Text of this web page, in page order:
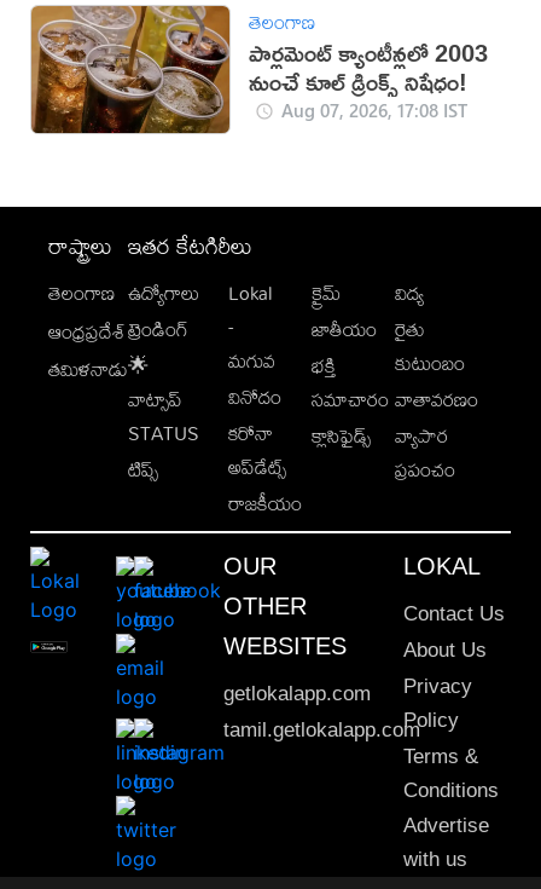
తెలంగాణ
పార్లమెంట్ క్యాంటీన్లలో 2003
నుంచే కూల్ డ్రింక్స్ నిషేధం!
Aug 07, 2026, 17:08 IST
రాష్ట్రాలు
తెలంగాణ
ఆంధ్రప్రదేశ్
తమిళనాడు
ఇతర కేటగిరీలు
ఉద్యోగాలు
ట్రెండింగ్
🌟
వాట్సాప్
STATUS
టిప్స్
Lokal
-
మగువ
వినోదం
కరోనా
అప్‌డేట్స్
రాజకీయం
క్రైమ్
జాతీయం
భక్తి
సమాచారం
క్లాసిఫైడ్స్
విద్య
రైతు
కుటుంబం
వాతావరణం
వ్యాపార
ప్రపంచం
OUR
OTHER
WEBSITES
getlokalapp.com
tamil.getlokalapp.com
LOKAL
Contact Us
About Us
Privacy
Policy
Terms &
Conditions
Advertise
with us